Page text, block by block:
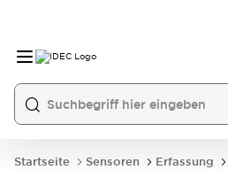
Startseite Sensoren Erfassung